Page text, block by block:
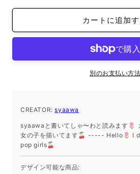
ー
半
ャ
ツ
syaawa
240728_01
の
数
ー
半
ャ
ツ
syaawa
の
数
カートに追加す
別のお支払い方法
CREATOR:syaawa
syaawaと書いてしゃ〜わと読みます🌷
女の子を描いてます🍒 ----- Hello🌷 I
pop girls🍒
デザイン可能な商品: